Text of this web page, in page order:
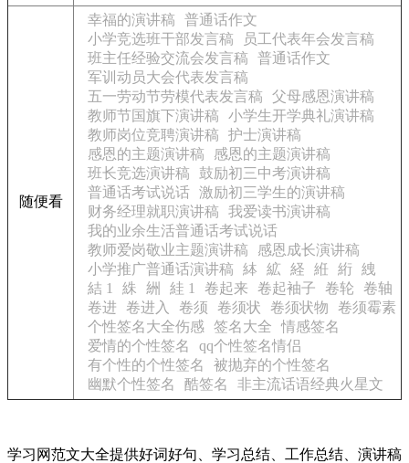
随便看
幸福的演讲稿
普通话作文
小学竞选班干部发言稿
员工代表年会发言稿
班主任经验交流会发言稿
普通话作文
军训动员大会代表发言稿
五一劳动节劳模代表发言稿
父母感恩演讲稿
教师节国旗下演讲稿
小学生开学典礼演讲稿
教师岗位竞聘演讲稿
护士演讲稿
感恩的主题演讲稿
感恩的主题演讲稿
班长竞选演讲稿
鼓励初三中考演讲稿
普通话考试说话 激励初三学生的演讲稿
财务经理就职演讲稿
我爱读书演讲稿
我的业余生活普通话考试说话
教师爱岗敬业主题演讲稿
感恩成长演讲稿
小学推广普通话演讲稿
絊 絋 経 絍 絎 絏
結 1
絑 絒 絓 1 卷起来 卷起袖子 卷轮
卷轴
卷进
卷进入 卷须 卷须状 卷须状物
卷须霉素
个性签名大全伤感
签名大全
情感签名
爱情的个性签名
qq个性签名情侣
有个性的个性签名
被抛弃的个性签名
幽默个性签名
酷签名 非主流话语经典火星文
学习网范文大全提供好词好句、学习总结、工作总结、演讲稿